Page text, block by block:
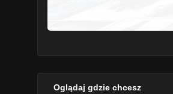
Oglądaj gdzie chcesz